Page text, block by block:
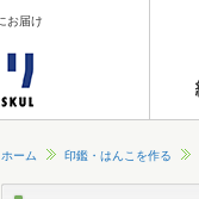
お届け
ホーム 印鑑・はんこを作る